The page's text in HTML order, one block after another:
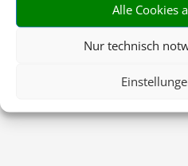
Alle Cookies
Nur technisch